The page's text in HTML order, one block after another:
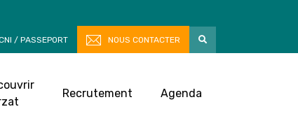
/ PASSEPORT NOUS CONTACTER
Recrutement Agenda